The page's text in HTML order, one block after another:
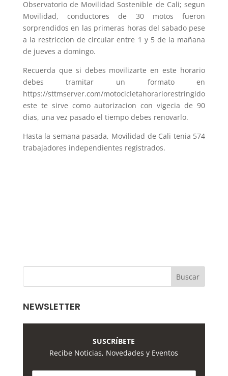
Observatorio de Movilidad Sostenible de Cali; segun
Movilidad, conductores de 30 motos fueron
sorprendidos en las primeras horas del sabado pese
a la restriccion de circular entre 1 y 5 de la mañana
de jueves a domingo.
Recuerda que si debes movilizarte en este horario
debes tramitar un formato en
https://sttmserver.com/motocicletahorariorestringido
este te sirve como autorizacion con vigecia de 90
dias, una vez pasado el tiempo debes renovarlo.
Hasta la semana pasada, Movilidad de Cali tenia 574
trabajadores independientes registrados.
NEWSLETTER
SUSCRÍBETE
Recibe Noticias, Novedades y Eventos